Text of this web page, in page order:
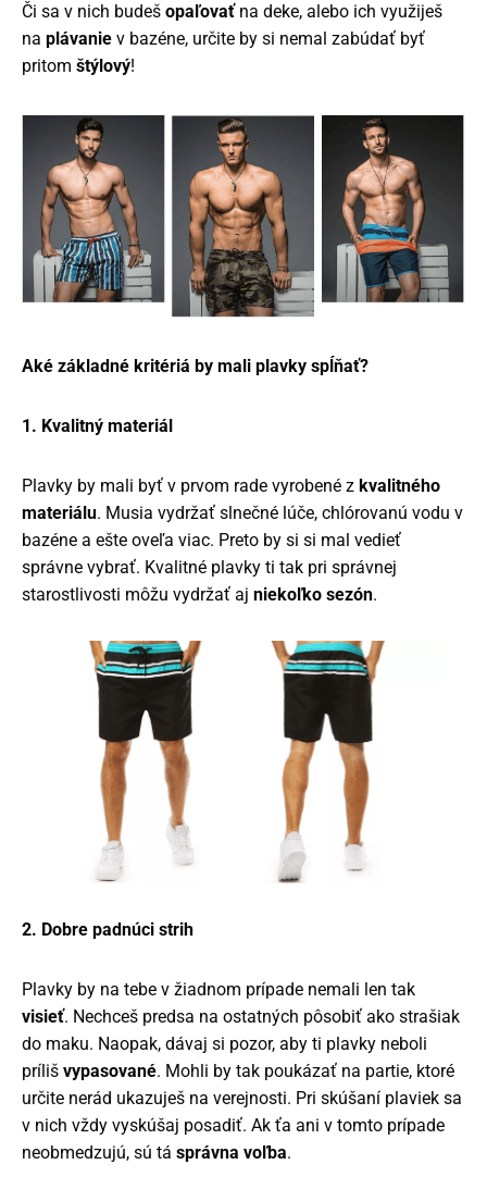
Či sa v nich budeš opaľovaťna deke, alebo ich využiješ
na plávanie v bazéne, určite by si nemal zabúdať byť
pritom štýlový!
Aké základné kritériá by mali plavky spĺňať?
1. Kvalitný materiál
Plavky by mali byť v prvom rade vyrobené z kvalitného
materiálu. Musia vydržať slnečné lúče, chlórovanú vodu v
bazéne a ešte oveľa viac. Preto by si si mal vedieť
správne vybrať. Kvalitné plavky ti tak pri správnej
starostlivosti môžu vydržať aj niekoľko sezón.
2. Dobre padnúci strih
Plavky by na tebe v žiadnom prípade nemali len tak
visieť. Nechceš predsa na ostatných pôsobiť ako strašiak
do maku. Naopak, dávaj si pozor, aby ti plavky neboli
príliš vypasované. Mohli by tak poukázať na partie, ktoré
určite nerád ukazuješ na verejnosti. Pri skúšaní plaviek sa
v nich vždy vyskúšaj posadiť. Ak ťa ani v tomto prípade
neobmedzujú, sú tá správna voľba.